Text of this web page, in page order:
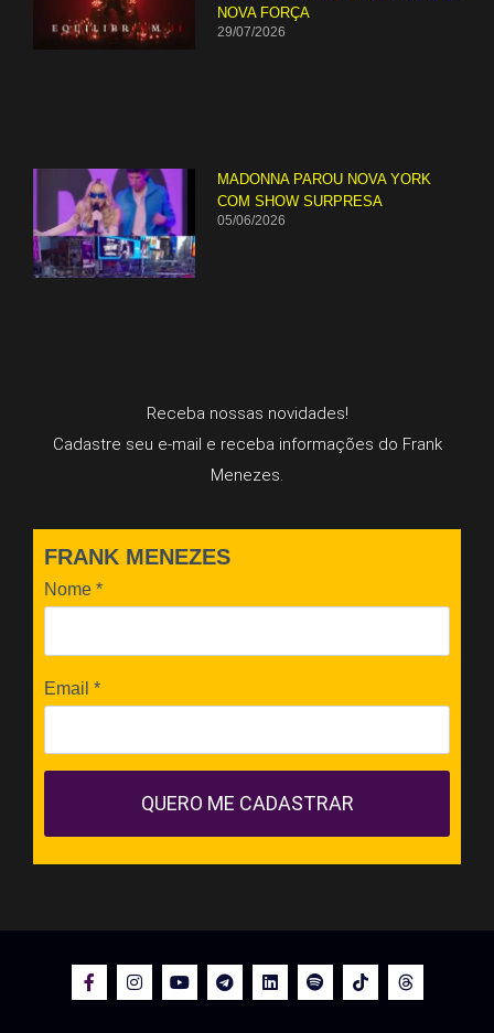
NOVA FORÇA
29/07/2026
MADONNA PAROU NOVA YORK
COM SHOW SURPRESA
05/06/2026
Receba nossas novidades!
Cadastre seu e-mail e receba informações do Frank
Menezes.
FRANK MENEZES
Nome *
Email *
QUERO ME CADASTRAR